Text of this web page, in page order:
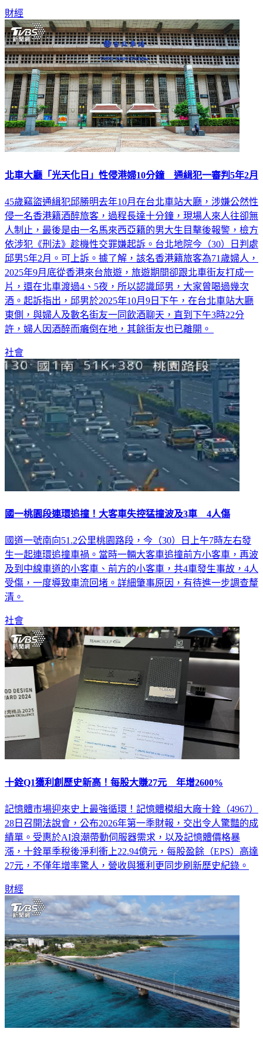
財經
北車大廳「光天化日」性侵港婦10分鐘 通緝犯一審判5年2月
45歲竊盜通緝犯邱勝明去年10月在台北車站大廳，涉嫌公然性
侵一名香港籍酒醉旅客，過程長達十分鐘，現場人來人往卻無
人制止，最後是由一名馬來西亞籍的男大生目擊後報警，檢方
依涉犯《刑法》趁機性交罪嫌起訴。台北地院今（30）日判處
邱男5年2月。可上訴。據了解，該名香港籍旅客為71歲婦人，
2025年9月底從香港來台旅遊，旅遊期間卻跟北車街友打成一
片，還在北車渡過4、5夜，所以認識邱男，大家曾喝過幾次
酒。起訴指出，邱男於2025年10月9日下午，在台北車站大廳
東側，與婦人及數名街友一同飲酒聊天，直到下午3時22分
許，婦人因酒醉而癱倒在地，其餘街友也已離開。
社會
國一桃園段連環追撞！大客車失控猛撞波及3車 4人傷
國道一號南向51.2公里桃園路段，今（30）日上午7時左右發
生一起連環追撞車禍。當時一輛大客車追撞前方小客車，再波
及到中線車道的小客車、前方的小客車，共4車發生事故，4人
受傷，一度導致車流回堵。詳細肇事原因，有待進一步調查釐
清。
社會
十銓Q1獲利創歷史新高！每股大賺27元 年增2600%
記憶體市場迎來史上最強循環！記憶體模組大廠十銓（4967）
28日召開法說會，公布2026年第一季財報，交出令人驚豔的成
績單。受惠於AI浪潮帶動伺服器需求，以及記憶體價格暴
漲，十銓單季稅後淨利衝上22.94億元，每股盈餘（EPS）高達
27元，不僅年增率驚人，營收與獲利更同步刷新歷史紀錄。
財經